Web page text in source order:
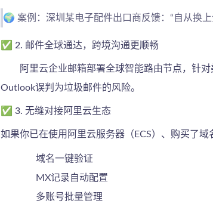
🌍 案例：深圳某电子配件出口商反馈：“自从换
✅ 2. 邮件全球通达，跨境沟通更顺畅
阿里云企业邮箱部署全球智能路由节点，针
Outlook误判为垃圾邮件的风险。
✅ 3. 无缝对接阿里云生态
如果你已在使用阿里云服务器（ECS）、购买了域
域名一键验证
MX记录自动配置
多账号批量管理